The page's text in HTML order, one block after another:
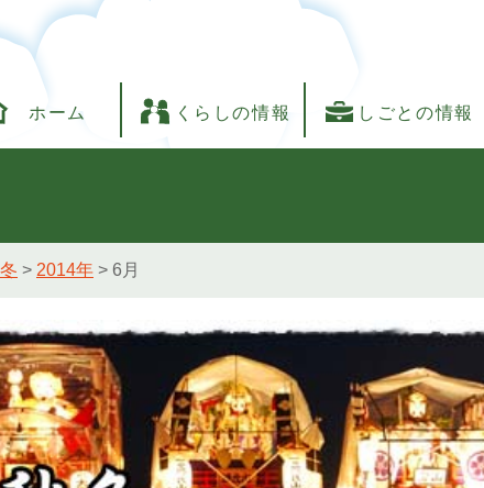
ホーム くらしの情報 しごとの情報
> 2014年 > 6月